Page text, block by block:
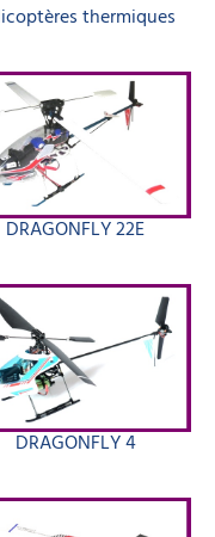
thermiques
DRAGONFLY 22E
DRAGONFLY 4